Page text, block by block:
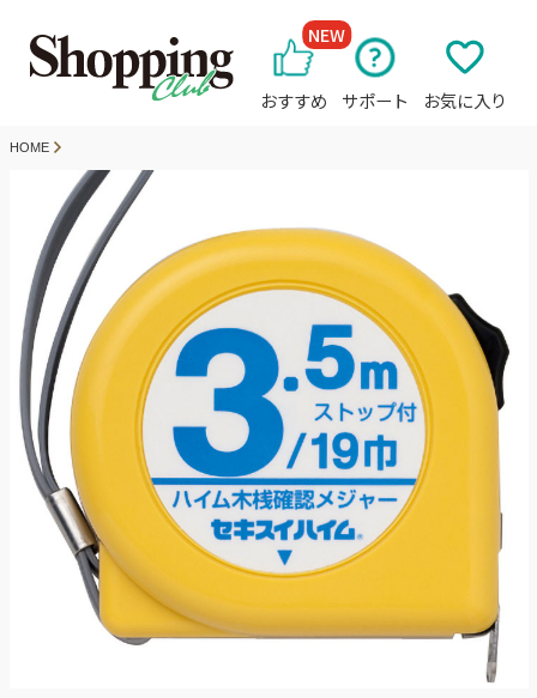
おすすめ
NEW
サポート お気に入り
HOME